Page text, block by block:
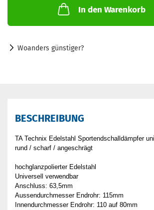
In den Warenkorb
Woanders günstiger?
BESCHREIBUNG
TA Technix Edelstahl Sportendschalldämpfer
rund / scharf / angeschrägt
hochglanzpolierter Edelstahl
Universell verwendbar
Anschluss: 63,5mm
Aussendurchmesser Endrohr: 115mm
Innendurchmesser Endrohr: 110 auf 80mm